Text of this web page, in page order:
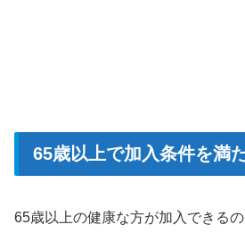
65歳以上で加入条件を満
65歳以上の健康な方が加入できる